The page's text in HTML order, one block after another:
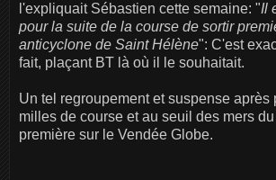
l'expliquait Sébastien cette semaine: "Il
pour la suite de la course de sortir
anticyclone de Saint Hélène": C'est
fait, plaçant BT là où il le souhaitait.
Un tel regroupement et suspense après
milles de course et au seuil des mers
première sur le Vendée Globe.